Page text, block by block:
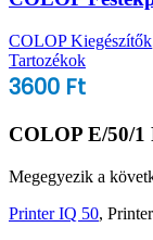
COLOP Kiegészítők
Tartozékok
3600 Ft
COLOP E/50/1
Megegyezik a
Printer IQ 50,